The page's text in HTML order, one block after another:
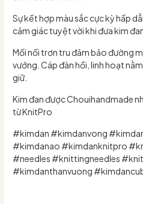
Sự kết hợp màu sắc cực kỳ hấp
cảm giác tuyệt vời khi đưa kim
Mối nối trơn tru đảm bảo đường
vướng. Cáp đàn hồi, linh hoạt
giữ.
Kim đan được Chouihandmade
từ KnitPro
#kimdan #kimdanvong
#kimdanao #kimdanknitpro
#needles #knittingneedles
#kimdanthanvuong